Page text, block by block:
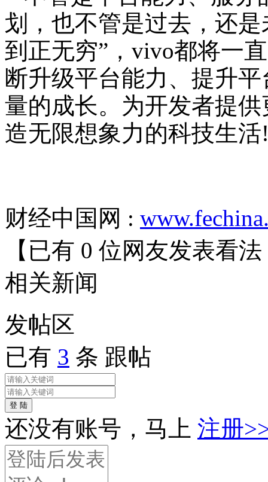
划，也不管是过去，还
到正无穷”，vivo都将一
断升级平台能力、提升
量的成长。为开发者提
造无限想象力的科技生活
财经中国网 :
【已有 0 位网友发表看法
相关新闻
发帖区
已有 3 条 跟帖
登 陆
还没有账号，马上 注册